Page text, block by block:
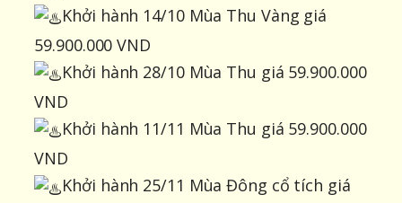
Khởi hành 14/10 Mùa Thu Vàng giá
59.900.000 VND
Khởi hành 28/10 Mùa Thu giá 59.900.000
VND
Khởi hành 11/11 Mùa Thu giá 59.900.000
VND
Khởi hành 25/11 Mùa Đông cổ tích giá